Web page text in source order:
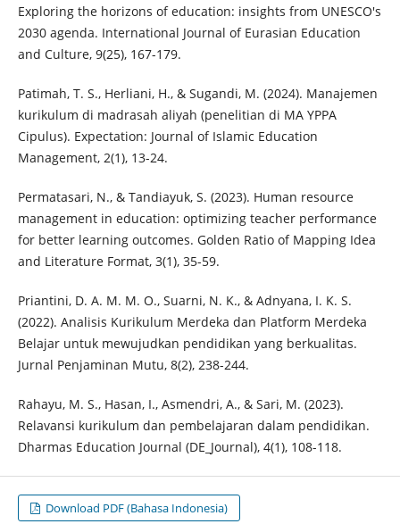
Exploring the horizons of education: insights from UNESCO's
2030 agenda. International Journal of Eurasian Education
and Culture, 9(25), 167-179.
Patimah, T. S., Herliani, H., & Sugandi, M. (2024). Manajemen
kurikulum di madrasah aliyah (penelitian di MA YPPA
Cipulus). Expectation: Journal of Islamic Education
Management, 2(1), 13-24.
Permatasari, N., & Tandiayuk, S. (2023). Human resource
management in education: optimizing teacher performance
for better learning outcomes. Golden Ratio of Mapping Idea
and Literature Format, 3(1), 35-59.
Priantini, D. A. M. M. O., Suarni, N. K., & Adnyana, I. K. S.
(2022). Analisis Kurikulum Merdeka dan Platform Merdeka
Belajar untuk mewujudkan pendidikan yang berkualitas.
Jurnal Penjaminan Mutu, 8(2), 238-244.
Rahayu, M. S., Hasan, I., Asmendri, A., & Sari, M. (2023).
Relavansi kurikulum dan pembelajaran dalam pendidikan.
Dharmas Education Journal (DE_Journal), 4(1), 108-118.
Download PDF (Bahasa Indonesia)